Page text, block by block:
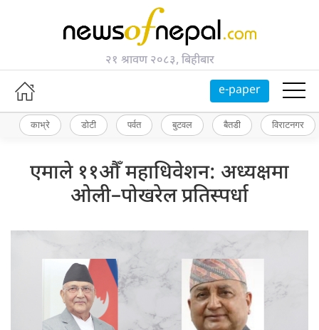
२१ श्रावण २०८३, बिहीबार
e-paper
काभ्रे डोटी पर्वत बुटवल बैतडी विराटनगर
एमाले ११औँ महाधिवेशन: अध्यक्षमा
ओली–पोखरेल प्रतिस्पर्धा